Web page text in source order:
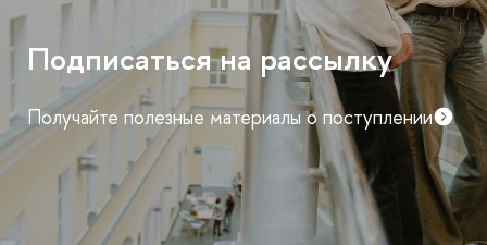
Мероприятия для
абитуриентов магистратуры
График дней открытых дверей и консультаций
факультетов